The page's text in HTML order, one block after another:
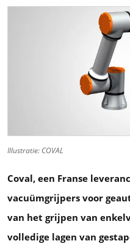
Illustratie: COVAL
Coval, een Franse
vacuümgrijpers voor
van het grijpen van
volledige lagen van